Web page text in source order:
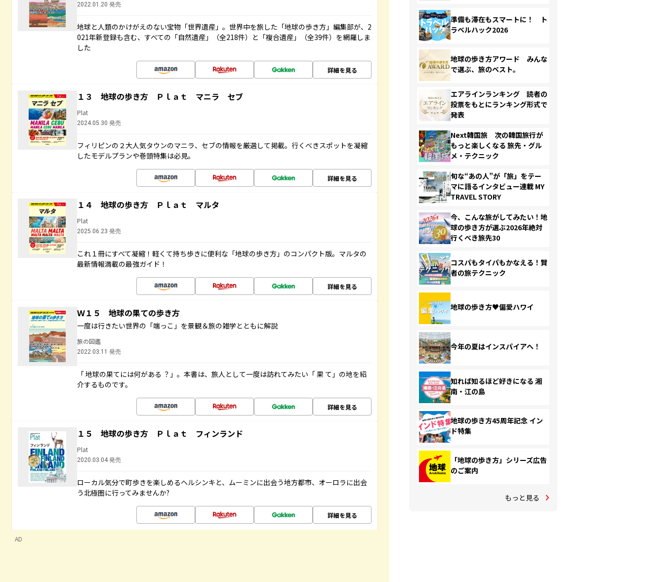
2022.01.20 発売
地球と人類のかけがえのない宝物「世界遺産」。世界中を旅した「地球の歩き方」編集部が、2
021年新登録も含む、すべての「自然遺産」（全218件）と「複合遺産」（全39件）を網羅しま
した
詳細を見る
１３ 地球の歩き方 Ｐｌａｔ マニラ セブ
Plat
2024.05.30 発売
フィリピンの２大人気タウンのマニラ、セブの情報を厳選して掲載。行くべきスポットを凝縮
したモデルプランや巻頭特集は必見。
詳細を見る
１４ 地球の歩き方 Ｐｌａｔ マルタ
Plat
2025.06.23 発売
これ１冊にすべて凝縮！軽くて持ち歩きに便利な「地球の歩き方」のコンパクト版。マルタの
最新情報満載の最強ガイド！
詳細を見る
Ｗ１５ 地球の果ての歩き方
一度は行きたい世界の「端っこ」を景観＆旅の雑学とともに解説
旅の図鑑
2022.03.11 発売
「 地球の果てには何がある ？」。本書は、旅人として一度は訪れてみたい「 果 て」の地を紹
介するものです。
詳細を見る
１５ 地球の歩き方 Ｐｌａｔ フィンランド
Plat
2020.03.04 発売
ローカル気分で町歩きを楽しめるヘルシンキと、ムーミンに出会う地方都市、オーロラに出会
う北極圏に行ってみませんか?
詳細を見る
AD
準備も滞在もスマートに！ ト
ラベルハック2026
地球の歩き方アワード みんな
で選ぶ、旅のベスト。
エアラインランキング 読者の
投票をもとにランキング形式で
発表
Next韓国旅 次の韓国旅行が
もっと楽しくなる 旅先・グル
メ・テクニック
旬な“あの人”が「旅」をテー
マに語るインタビュー連載 MY
TRAVEL STORY
今、こんな旅がしてみたい！地
球の歩き方が選ぶ2026年絶対
行くべき旅先30
コスパもタイパもかなえる！賢
者の旅テクニック
地球の歩き方♥偏愛ハワイ
今年の夏はインスパイアへ！
知れば知るほど好きになる 湘
南・江の島
地球の歩き方45周年記念 イン
ド特集
「地球の歩き方」シリーズ広告
のご案内
もっと見る